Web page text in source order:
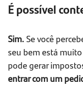
É possível
Sim. Se você
seu bem está
pode gerar
entrar com um